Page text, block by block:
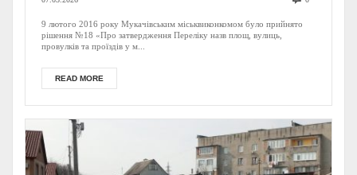
9 лютого 2016 року Мукачівським міськвиконкомом було прийнято
рішення №18 «Про затвердження Переліку назв площ, вулиць,
провулків та проїздів у м...
READ MORE